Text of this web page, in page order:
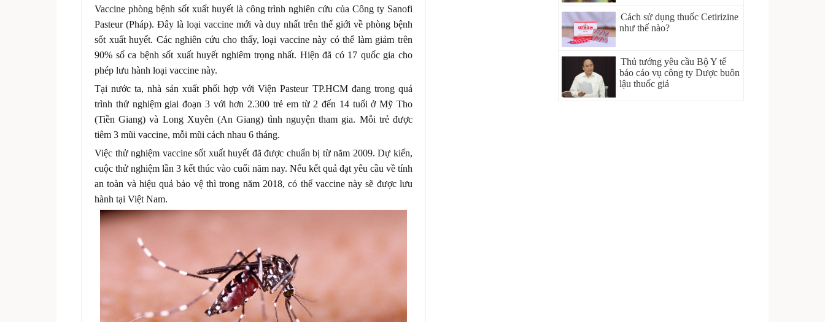
Vaccine phòng bệnh sốt xuất huyết là công trình nghiên cứu của Công ty Sanofi
Pasteur (Pháp). Đây là loại vaccine mới và duy nhất trên thế giới về phòng bệnh
sốt xuất huyết. Các nghiên cứu cho thấy, loại vaccine này có thể làm giảm trên
90% số ca bệnh sốt xuất huyết nghiêm trọng nhất. Hiện đã có 17 quốc gia cho
phép lưu hành loại vaccine này.
Tại nước ta, nhà sản xuất phối hợp với Viện Pasteur TP.HCM đang trong quá
trình thử nghiệm giai đoạn 3 với hơn 2.300 trẻ em từ 2 đến 14 tuổi ở Mỹ Tho
(Tiền Giang) và Long Xuyên (An Giang) tình nguyện tham gia. Mỗi trẻ được
tiêm 3 mũi vaccine, mỗi mũi cách nhau 6 tháng.
Việc thử nghiệm vaccine sốt xuất huyết đã được chuẩn bị từ năm 2009. Dự kiến,
cuộc thử nghiệm lần 3 kết thúc vào cuối năm nay. Nếu kết quả đạt yêu cầu về tính
an toàn và hiệu quả bảo vệ thì trong năm 2018, có thể vaccine này sẽ được lưu
hành tại Việt Nam.
Cách sử dụng thuốc Cetirizine
như thế nào?
Thủ tướng yêu cầu Bộ Y tế
báo cáo vụ công ty Dược buôn
lậu thuốc giả